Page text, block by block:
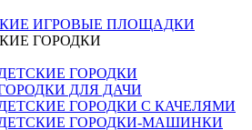
ИГРОВЫЕ ПЛОЩАДКИ
ГОРОДКИ
ГОРОДКИ
ДЛЯ ДАЧИ
ГОРОДКИ С КАЧЕЛЯМИ
ГОРОДКИ-МАШИНКИ